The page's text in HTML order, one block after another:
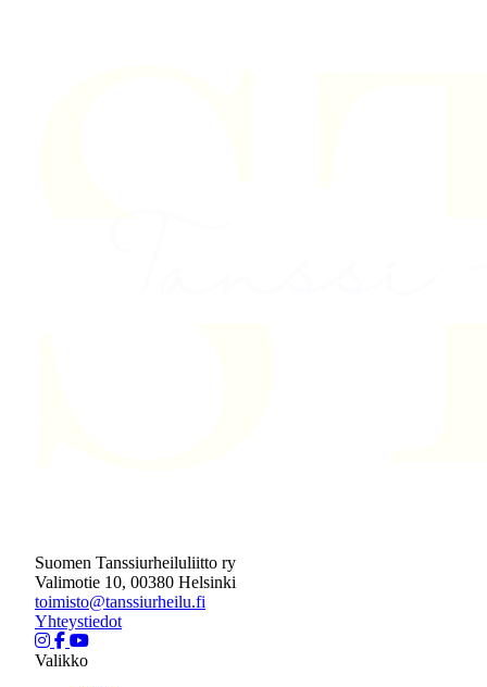
Suomen Tanssiurheiluliitto ry
Valimotie 10, 00380 Helsinki
toimisto@tanssiurheilu.fi
Yhteystiedot
Valikko